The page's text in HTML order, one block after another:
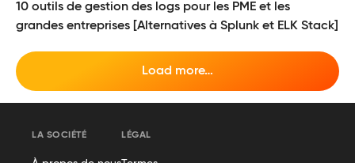
10 outils de gestion des logs pour les PME et les
grandes entreprises [Alternatives à Splunk et ELK Stack]
Load more…
LA SOCIÉTÉ LÉGAL